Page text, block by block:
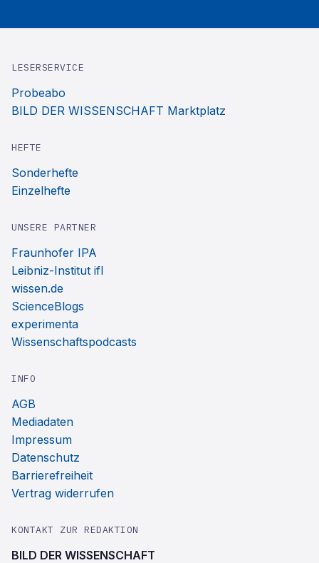
LESERSERVICE
Probeabo
BILD DER WISSENSCHAFT Marktplatz
HEFTE
Sonderhefte
Einzelhefte
UNSERE PARTNER
Fraunhofer IPA
Leibniz-Institut ifl
wissen.de
ScienceBlogs
experimenta
Wissenschaftspodcasts
INFO
AGB
Mediadaten
Impressum
Datenschutz
Barrierefreiheit
Vertrag widerrufen
KONTAKT ZUR REDAKTION
BILD DER WISSENSCHAFT